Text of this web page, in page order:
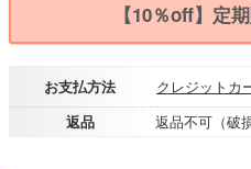
【10％off】定
お支払方法 クレジットカ
返品
返品不可（破